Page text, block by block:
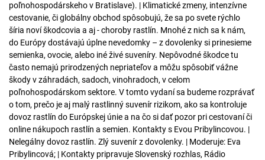
poľnohospodárskeho v Bratislave). | Klimatické zmeny, intenzívne
cestovanie, či globálny obchod spôsobujú, že sa po svete rýchlo
šíria noví škodcovia a aj - choroby rastlín. Mnohé z nich sa k nám,
do Európy dostávajú úplne nevedomky – z dovolenky si prinesieme
semienka, ovocie, alebo iné živé suveníry. Nepôvodné škodce tu
často nemajú prirodzených nepriateľov a môžu spôsobiť vážne
škody v záhradách, sadoch, vinohradoch, v celom
poľnohospodárskom sektore. V tomto vydaní sa budeme rozprávať
o tom, prečo je aj malý rastlinný suvenír rizikom, ako sa kontroluje
dovoz rastlín do Európskej únie a na čo si dať pozor pri cestovaní či
online nákupoch rastlín a semien. Kontakty s Evou Pribylincovou. |
Nelegálny dovoz rastlín. Zlý suvenír z dovolenky. | Moderuje: Eva
Pribylincová; | Kontakty pripravuje Slovenský rozhlas, Rádio